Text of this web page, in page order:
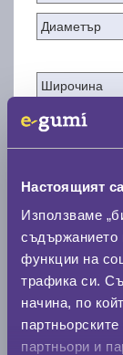
Настоящият
Използваме
съдържанието
функции на
трафика си.
начина, по
партньори и